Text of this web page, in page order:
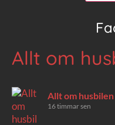
Allt om
Allt om husbilen
16 timmar sen